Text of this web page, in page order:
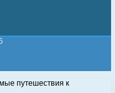
путешествия к